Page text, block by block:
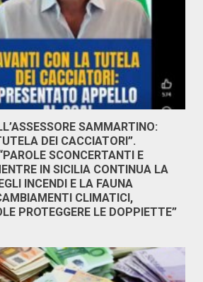
SAMMARTINO:
DEI CACCIATORI”.
SCONCERTANTI E
IN SICILIA CONTINUA LA
INCENDI E LA FAUNA
CLIMATICI,
PROTEGGERE LE DOPPIETTE”